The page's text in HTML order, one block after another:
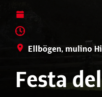
Ellbögen, mulino
Festa